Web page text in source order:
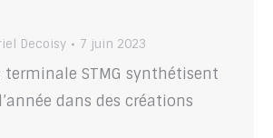
Decoisy 7 juin 2023
terminale STMG synthétisent
dans des créations